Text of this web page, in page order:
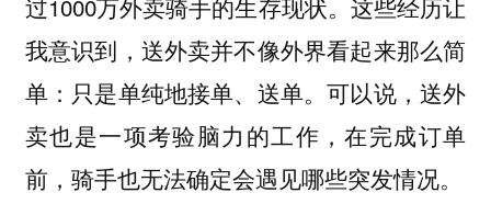
我意识到，送外卖并不像外界看起来那么简
单：只是单纯地接单、送单。可以说，送外
卖也是一项考验脑力的工作，在完成订单
前，骑手也无法确定会遇见哪些突发情况。